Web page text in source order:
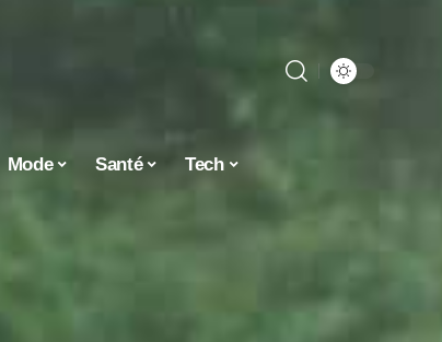
Mode Santé Tech